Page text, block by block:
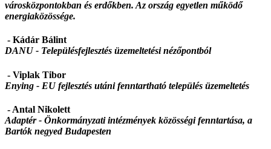
városközpontokban és erdőkben. Az ország egyetlen működő
energiaközössége.
- Kádár Bálint
DANU - Településfejlesztés üzemeltetési nézőpontból
- Viplak Tibor
Enying - EU fejlesztés utáni fenntartható település üzemeltetés
- Antal Nikolett
Adaptér - Önkormányzati intézmények közösségi fenntartása, a
Bartók negyed Budapesten